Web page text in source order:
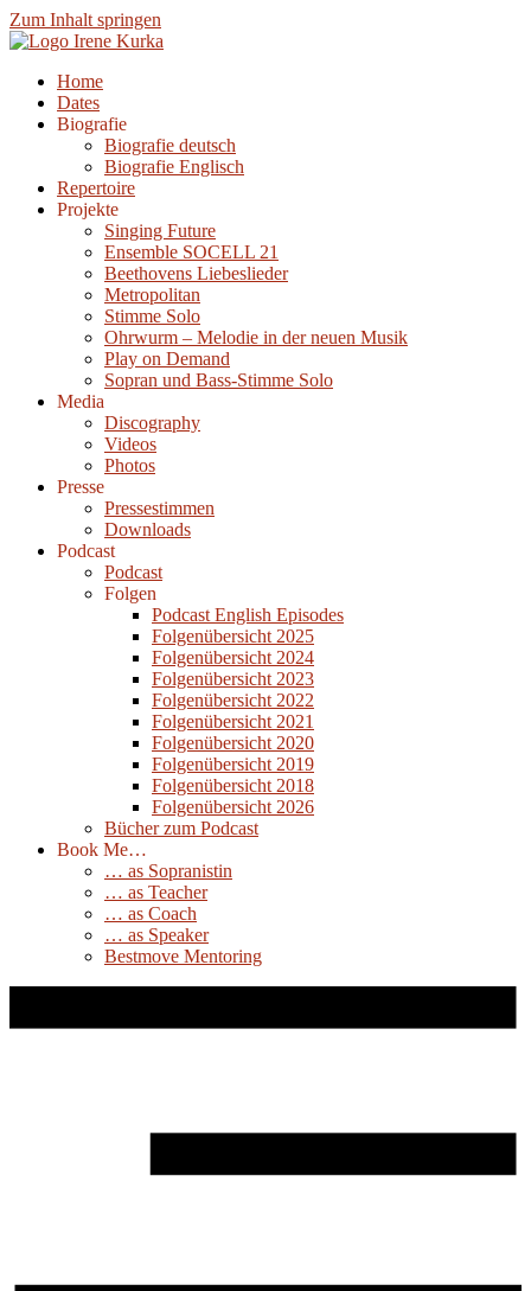
Zum Inhalt springen
Home
Dates
Biografie
Biografie deutsch
Biografie Englisch
Repertoire
Projekte
Singing Future
Ensemble SOCELL 21
Beethovens Liebeslieder
Metropolitan
Stimme Solo
Ohrwurm – Melodie in der neuen Musik
Play on Demand
Sopran und Bass-Stimme Solo
Media
Discography
Videos
Photos
Presse
Pressestimmen
Downloads
Podcast
Podcast
Folgen
Podcast English Episodes
Folgenübersicht 2025
Folgenübersicht 2024
Folgenübersicht 2023
Folgenübersicht 2022
Folgenübersicht 2021
Folgenübersicht 2020
Folgenübersicht 2019
Folgenübersicht 2018
Folgenübersicht 2026
Bücher zum Podcast
Book Me…
… as Sopranistin
… as Teacher
… as Coach
… as Speaker
Bestmove Mentoring